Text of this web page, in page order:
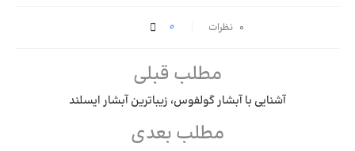
۰ نظرات 0
مطلب قبلی
آشنایی با آبشار گولفوس، زیباترین آبشار ایسلند
مطلب بعدی